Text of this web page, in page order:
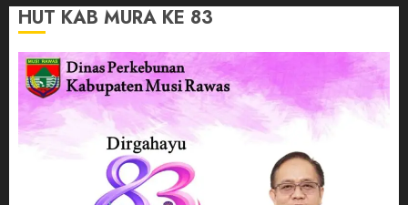
HUT KAB MURA KE 83